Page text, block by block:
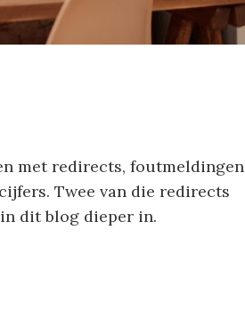
met redirects, foutmeldingen
Twee van die redirects
dit blog dieper in.